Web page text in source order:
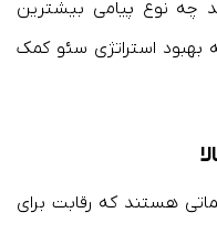
چه نوع پیامی بیشترین
بهبود استراتژی سئو کمک
هستند که رقابت برای